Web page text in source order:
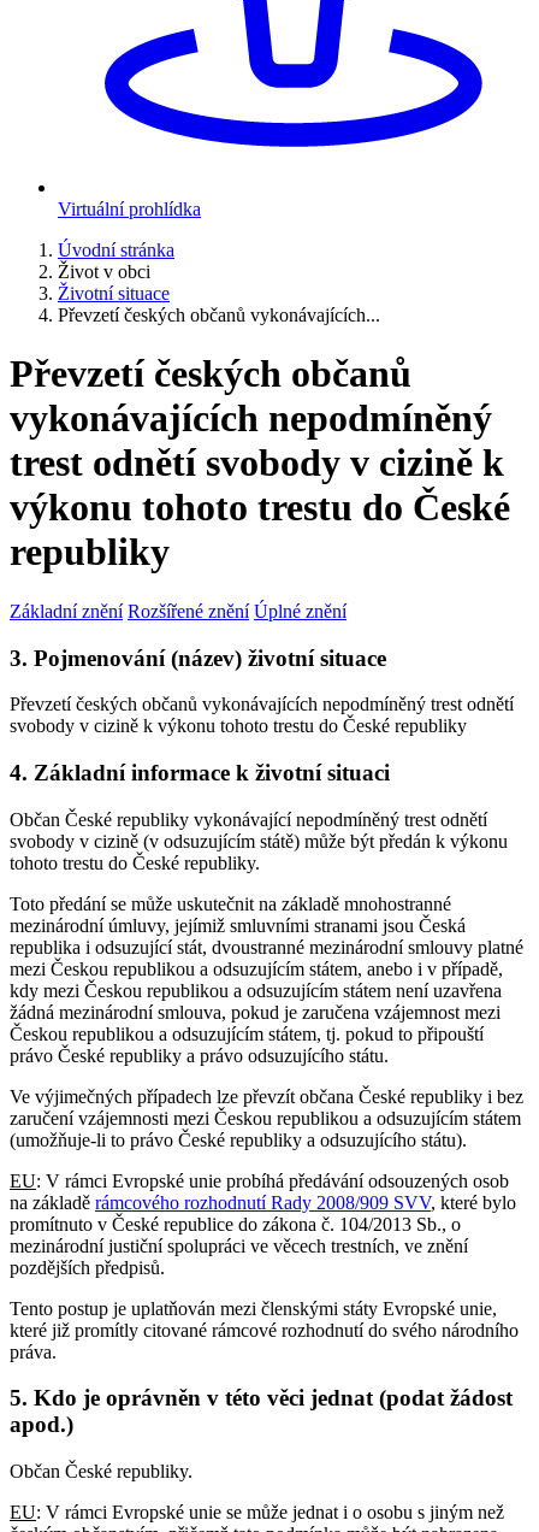
Virtuální prohlídka
Úvodní stránka
Život v obci
Životní situace
Převzetí českých občanů vykonávajících...
Převzetí českých občanů
vykonávajících nepodmíněný
trest odnětí svobody v cizině k
výkonu tohoto trestu do České
republiky
Základní znění Rozšířené znění Úplné znění
3. Pojmenování (název) životní situace
Převzetí českých občanů vykonávajících nepodmíněný trest odnětí
svobody v cizině k výkonu tohoto trestu do České republiky
4. Základní informace k životní situaci
Občan České republiky vykonávající nepodmíněný trest odnětí
svobody v cizině (v odsuzujícím státě) může být předán k výkonu
tohoto trestu do České republiky.
Toto předání se může uskutečnit na základě mnohostranné
mezinárodní úmluvy, jejímiž smluvními stranami jsou Česká
republika i odsuzující stát, dvoustranné mezinárodní smlouvy platné
mezi Českou republikou a odsuzujícím státem, anebo i v případě,
kdy mezi Českou republikou a odsuzujícím státem není uzavřena
žádná mezinárodní smlouva, pokud je zaručena vzájemnost mezi
Českou republikou a odsuzujícím státem, tj. pokud to připouští
právo České republiky a právo odsuzujícího státu.
Ve výjimečných případech lze převzít občana České republiky i bez
zaručení vzájemnosti mezi Českou republikou a odsuzujícím státem
(umožňuje-li to právo České republiky a odsuzujícího státu).
EU: V rámci Evropské unie probíhá předávání odsouzených osob
na základě rámcového rozhodnutí Rady 2008/909 SVV, které bylo
promítnuto v České republice do zákona č. 104/2013 Sb., o
mezinárodní justiční spolupráci ve věcech trestních, ve znění
pozdějších předpisů.
Tento postup je uplatňován mezi členskými státy Evropské unie,
které již promítly citované rámcové rozhodnutí do svého národního
práva.
5. Kdo je oprávněn v této věci jednat (podat žádost
apod.)
Občan České republiky.
EU: V rámci Evropské unie se může jednat i o osobu s jiným než